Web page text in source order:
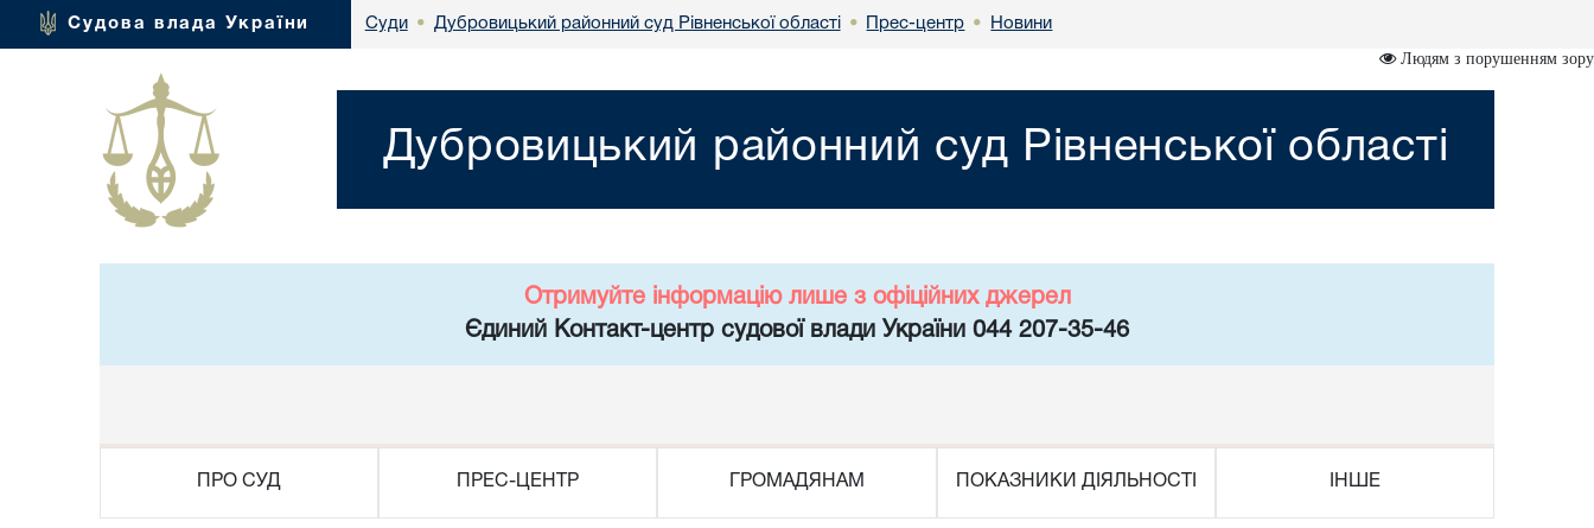
Судова влада України Суди • Дубровицький районний суд Рівненської області • Прес-центр • Новини
Людям з порушенням зору
Дубровицький районний суд Рівненської області
Отримуйте інформацію лише з офіційних джерел
Єдиний Контакт-центр судової влади України 044 207-35-46
ПРО СУД ПРЕС-ЦЕНТР ГРОМАДЯНАМ ПОКАЗНИКИ ДІЯЛЬНОСТІ ІНШЕ